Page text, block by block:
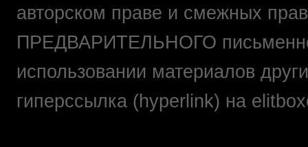
авторском праве и смежных
ПРЕДВАРИТЕЛЬНОГО
использовании материалов
гиперссылка (hyperlink) на